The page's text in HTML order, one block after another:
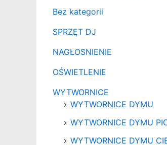
Bez kategorii
SPRZĘT DJ
NAGŁOSNIENIE
OŚWIETLENIE
WYTWORNICE
WYTWORNICE DYMU
WYTWORNICE DYMU
WYTWORNICE DYMU